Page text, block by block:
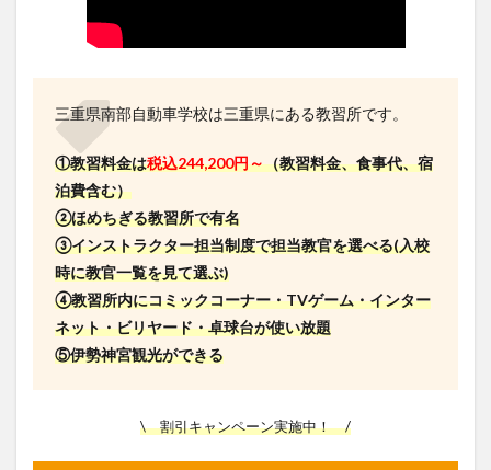
三重県南部自動車学校は三重県にある教習所です。
①教習料金は税込244,200円～（教習料金、食事代、宿
泊費含む）
②ほめちぎる教習所で有名
③インストラクター担当制度で担当教官を選べる(入校
時に教官一覧を見て選ぶ)
④教習所内にコミックコーナー・TVゲーム・インター
ネット・ビリヤード・卓球台が使い放題
⑤伊勢神宮観光ができる
\ 割引キャンペーン実施中！ /